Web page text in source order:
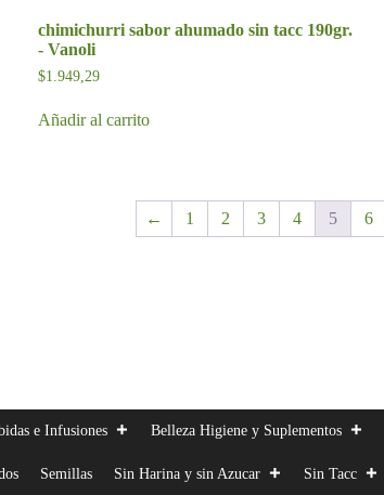
chimichurri sabor ahumado sin tacc 190gr.
- Vanoli
$1.949,29
Añadir al carrito
← 1 2 3 4 5 6
e Infusiones Belleza Higiene y Suplementos
Semillas Sin Harina y sin Azucar Sin Tacc